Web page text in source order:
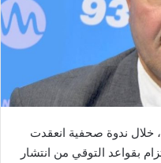
خلال ندوة صحفية انعقدت
بقواعد التوقي من انتشار